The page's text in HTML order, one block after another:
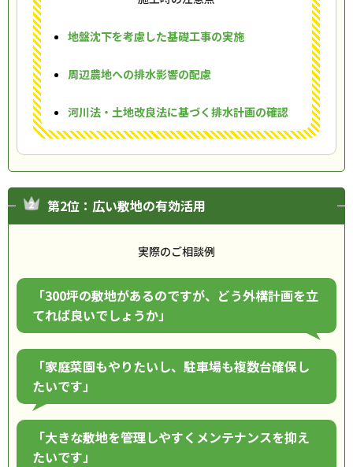
地盤沈下を考慮した基礎工事の実施
周辺農地への排水影響の配慮
河川法・土地改良法に基づく排水計画の確認
第2位：広い敷地の有効活用
実際のご相談例
「300坪の敷地があるのですが、どう外構計画を立
てれば良いでしょうか」
「家庭菜園もやりたいし、駐車場も複数台確保し
たいです」
「大きな敷地を管理しやすくメンテナンスを抑え
たいです」